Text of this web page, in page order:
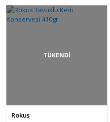
TÜKENDİ
Rokus